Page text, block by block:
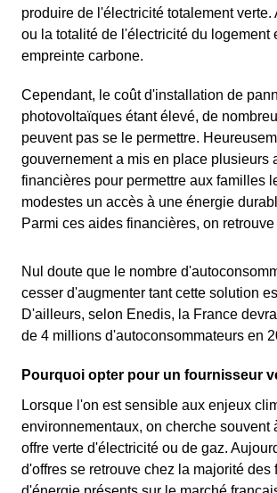
produire de l'électricité totalement verte.
ou la totalité de l'électricité du logement
empreinte carbone.
Cependant, le coût d'installation de
photovoltaïques étant élevé, de
peuvent pas se le permettre.
gouvernement a mis en place plusieurs
financières pour permettre aux familles
modestes un accès à une énergie
Parmi ces aides financières, on retrouve
Nul doute que le nombre
cesser d'augmenter tant cette solution
D'ailleurs, selon Enedis, la France
de 4 millions d'autoconsommateurs en
Pourquoi opter pour un fournisseur
Lorsque l'on est sensible aux enjeux
environnementaux, on cherche souvent
offre verte d'électricité ou de gaz.
d'offres se retrouve chez la majorité des